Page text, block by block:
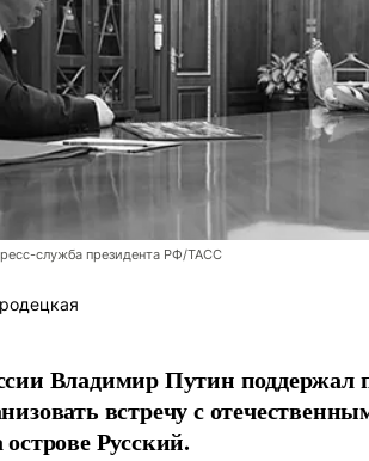
служба президента РФ/ТАСС
Владимир Путин
встречу с
Русский.